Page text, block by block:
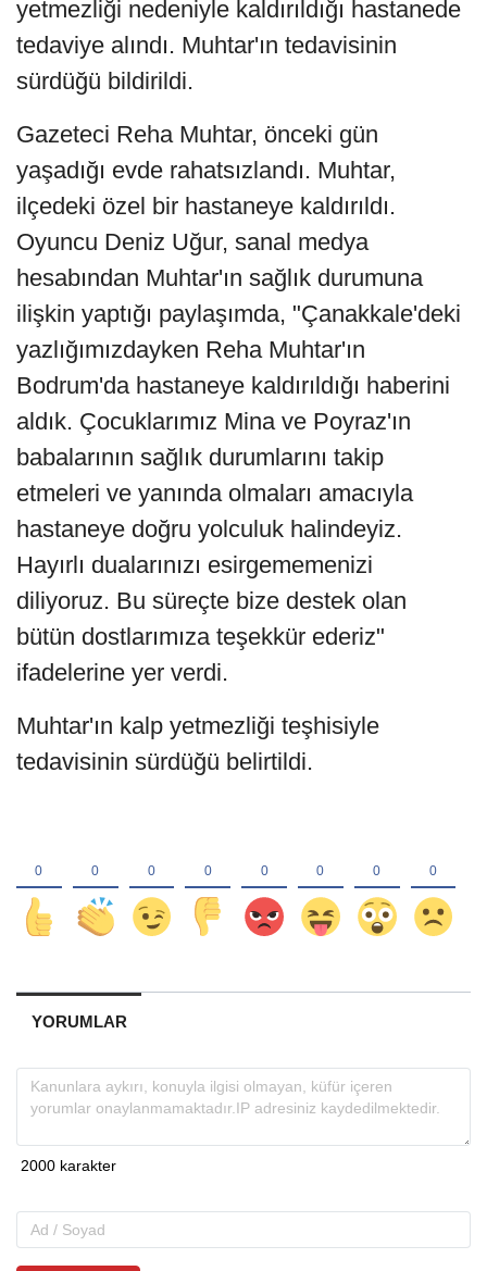
yetmezliği nedeniyle kaldırıldığı hastanede
tedaviye alındı. Muhtar'ın tedavisinin
sürdüğü bildirildi.
Gazeteci Reha Muhtar, önceki gün
yaşadığı evde rahatsızlandı. Muhtar,
ilçedeki özel bir hastaneye kaldırıldı.
Oyuncu Deniz Uğur, sanal medya
hesabından Muhtar'ın sağlık durumuna
ilişkin yaptığı paylaşımda, "Çanakkale'deki
yazlığımızdayken Reha Muhtar'ın
Bodrum'da hastaneye kaldırıldığı haberini
aldık. Çocuklarımız Mina ve Poyraz'ın
babalarının sağlık durumlarını takip
etmeleri ve yanında olmaları amacıyla
hastaneye doğru yolculuk halindeyiz.
Hayırlı dualarınızı esirgememenizi
diliyoruz. Bu süreçte bize destek olan
bütün dostlarımıza teşekkür ederiz"
ifadelerine yer verdi.
Muhtar'ın kalp yetmezliği teşhisiyle
tedavisinin sürdüğü belirtildi.
YORUMLAR